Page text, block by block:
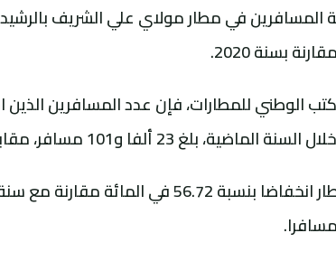
بسنة 2020.
الوطني للمطارات، فإن عدد المسافرين
بلغ 23 ألفا و101 مسافر، مقابل 16 ألفا و214 مسافر في سنة 2020.